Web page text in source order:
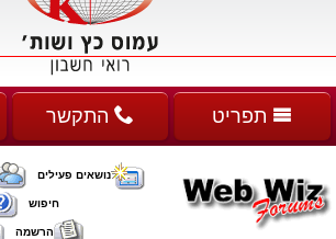
תפריט התקשר
נושאים פעילים
חיפוש
הרשמה